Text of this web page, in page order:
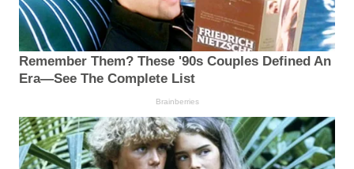
Remember Them? These '90s Couples Defined An
Era—See The Complete List
Brainberries